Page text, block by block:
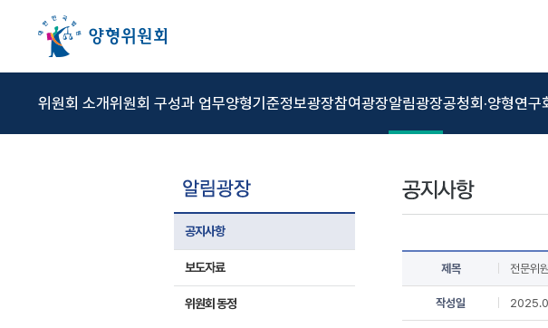
위원회 소개위원회 구성과 업무양형기준정보광장참여광장알림광장공청회·양형연구
공지사항
보도자료
위원회 동정
제목 전문위
작성일